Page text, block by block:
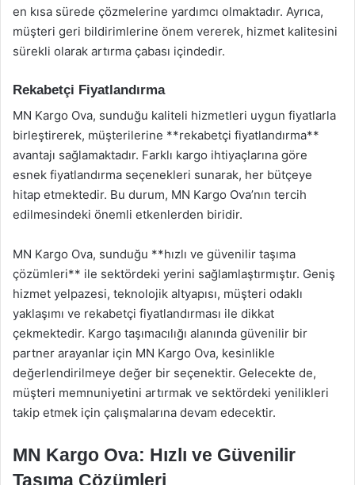
en kısa sürede çözmelerine yardımcı olmaktadır. Ayrıca,
müşteri geri bildirimlerine önem vererek, hizmet kalitesini
sürekli olarak artırma çabası içindedir.
Rekabetçi Fiyatlandırma
MN Kargo Ova, sunduğu kaliteli hizmetleri uygun fiyatlarla
birleştirerek, müşterilerine **rekabetçi fiyatlandırma**
avantajı sağlamaktadır. Farklı kargo ihtiyaçlarına göre
esnek fiyatlandırma seçenekleri sunarak, her bütçeye
hitap etmektedir. Bu durum, MN Kargo Ova’nın tercih
edilmesindeki önemli etkenlerden biridir.
MN Kargo Ova, sunduğu **hızlı ve güvenilir taşıma
çözümleri** ile sektördeki yerini sağlamlaştırmıştır. Geniş
hizmet yelpazesi, teknolojik altyapısı, müşteri odaklı
yaklaşımı ve rekabetçi fiyatlandırması ile dikkat
çekmektedir. Kargo taşımacılığı alanında güvenilir bir
partner arayanlar için MN Kargo Ova, kesinlikle
değerlendirilmeye değer bir seçenektir. Gelecekte de,
müşteri memnuniyetini artırmak ve sektördeki yenilikleri
takip etmek için çalışmalarına devam edecektir.
MN Kargo Ova: Hızlı ve Güvenilir
Taşıma Çözümleri